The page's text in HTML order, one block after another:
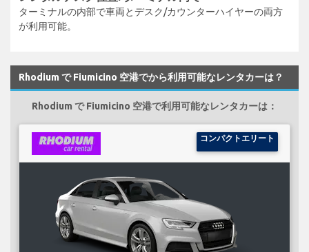
ターミナルの内部で車両とデスク/カウンターハイヤーの両方
が利用可能。
Rhodium で Fiumicino 空港でから利用可能なレンタカーは？
Rhodium で Fiumicino 空港で利用可能なレンタカーは：
コンパクトエリート